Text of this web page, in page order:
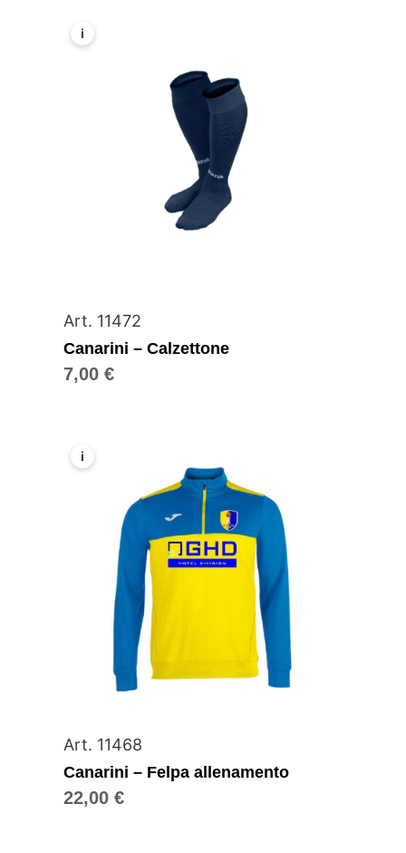
i
Art. 11472
Canarini – Calzettone
7,00€
i
Art. 11468
Canarini – Felpa allenamento
22,00€